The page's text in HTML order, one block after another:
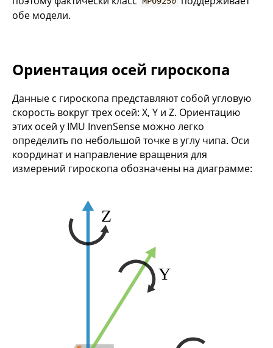
обе модели.
Ориентация осей гироскопа
Данные с гироскопа представляют собой угловую
скорость вокруг трех осей: X, Y и Z. Ориентацию
этих осей у IMU InvenSense можно легко
определить по небольшой точке в углу чипа. Оси
координат и направление вращения для
измерений гироскопа обозначены на диаграмме: